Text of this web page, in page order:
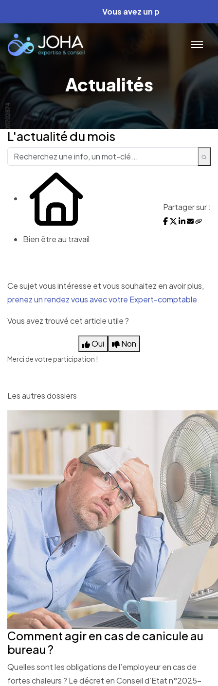
Vous avez un projet ? Nous avons
Actualités
L'actualité du mois
Bien être au travail
Partager sur :
Ce sujet vous intéresse et vous souhaitez en avoir plus,
prenez un rendez vous avec votre Expert-comptable
Vous avez trouvé cet article utile ?
Oui Non
Merci de votre participation !
Les autres dossiers
Comment agir en cas de canicule au
bureau ?
Quelles sont les obligations de l’employeur en cas de
fortes chaleurs ? Le décret en Conseil d’Etat n°2025-